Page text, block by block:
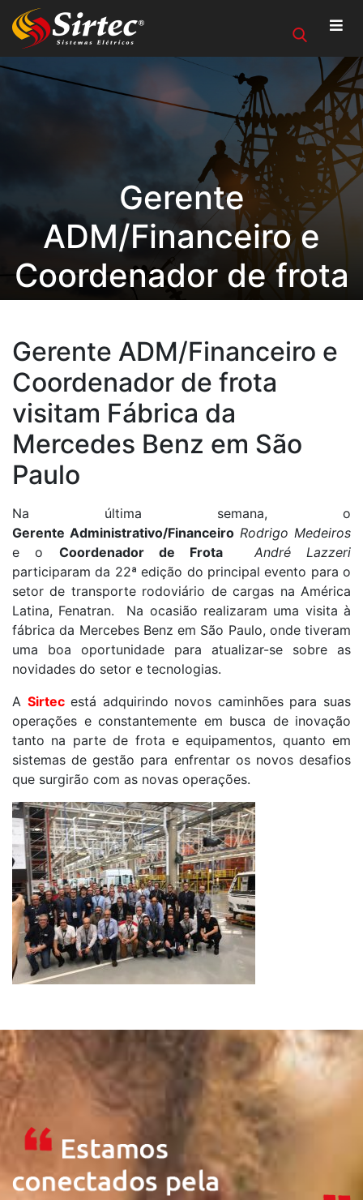
Gerente
ADM/Financeiro e
Coordenador de frota
Mercedes Benz em
São Paulo
Gerente ADM/Financeiro e
Coordenador de frota
visitam Fábrica da
Mercedes Benz em São
Paulo
Na última semana, o
Gerente Administrativo/Financeiro Rodrigo Medeiros
e o Coordenador de Frota
André Lazzeri
participaram da 22ª edição do principal evento para o
setor de transporte rodoviário de cargas na América
Latina, Fenatran. Na ocasião realizaram uma visita à
fábrica da Mercebes Benz em São Paulo, onde tiveram
uma boa oportunidade para atualizar-se sobre as
novidades do setor e tecnologias.
A Sirtecestá adquirindo novos caminhões para suas
operações e constantemente em busca de inovação
tanto na parte de frota e equipamentos, quanto em
sistemas de gestão para enfrentar os novos desafios
que surgirão com as novas operações.